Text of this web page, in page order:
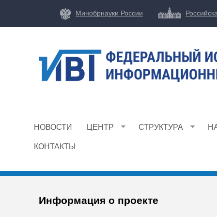
Минобрнауки России
И
И
НОВОСТИ ЦЕНТР СТРУКТУРА
КОНТАКТЫ
Информация о проекте